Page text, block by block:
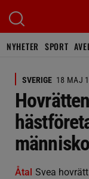
NYHETER SPORT
SVERIGE 18 MAJ
Åtal Svea